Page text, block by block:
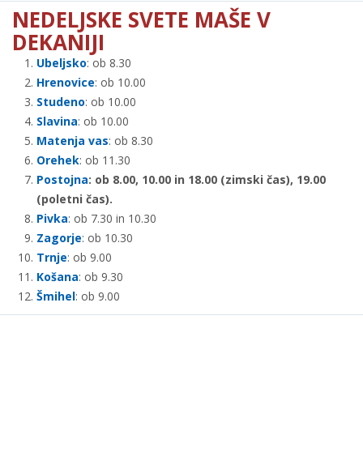
NEDELJSKE SVETE MAŠE V
DEKANIJI
Ubeljsko: ob 8.30
Hrenovice: ob 10.00
Studeno: ob 10.00
Slavina: ob 10.00
Matenja vas: ob 8.30
Orehek: ob 11.30
Postojna: ob 8.00, 10.00 in 18.00 (zimski čas), 19.00
(poletni čas).
Pivka: ob 7.30 in 10.30
Zagorje: ob 10.30
Trnje: ob 9.00
Košana: ob 9.30
Šmihel: ob 9.00